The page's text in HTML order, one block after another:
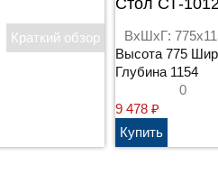
Стол СТ-
ВхШхГ:
Высота 775
Глубина 1154
0
9 478 ₽